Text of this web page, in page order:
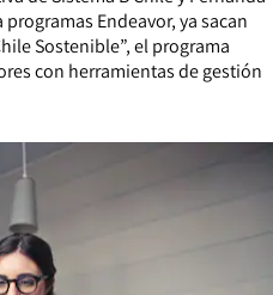
Endeavor, ya sacan
Sostenible”, el programa
con herramientas de gestión